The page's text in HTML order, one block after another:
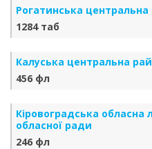
Рогатинська центральна
1284 таб
Калуська центральна
456 фл
Кіровоградська обласна
обласної ради
246 фл